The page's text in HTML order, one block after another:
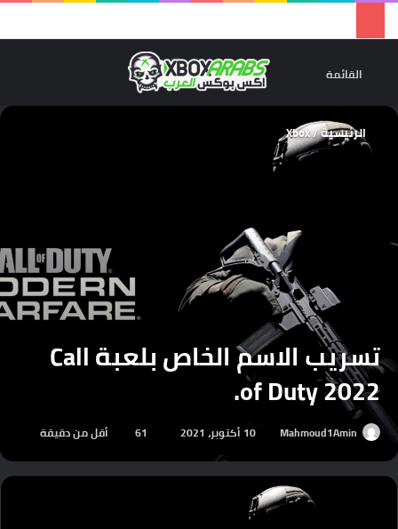
القائمة
الرئيسية/
Xbox
تسريب الاسم الخاص بلعبة Call
of Duty 2022.
Mahmoud1Amin 10 أكتوبر، 2021 61 أقل من دقيقة